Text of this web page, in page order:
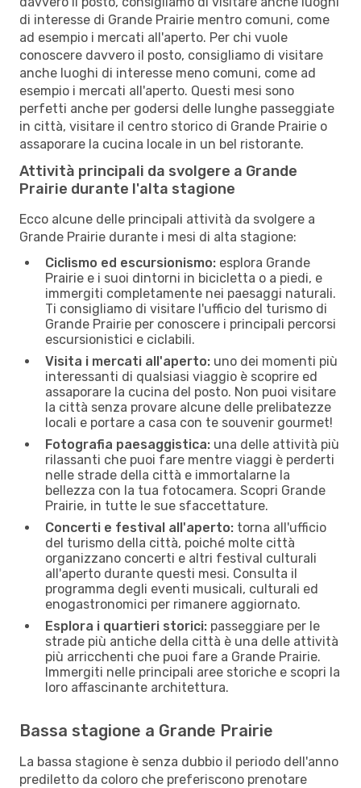
di interesse di Grande Prairie mentro comuni, come
ad esempio i mercati all'aperto. Per chi vuole
conoscere davvero il posto, consigliamo di visitare
anche luoghi di interesse meno comuni, come ad
esempio i mercati all'aperto. Questi mesi sono
perfetti anche per godersi delle lunghe passeggiate
in città, visitare il centro storico di Grande Prairie o
assaporare la cucina locale in un bel ristorante.
Attività principali da svolgere a Grande
Prairie durante l'alta stagione
Ecco alcune delle principali attività da svolgere a
Grande Prairie durante i mesi di alta stagione:
Ciclismo ed escursionismo: esplora Grande
Prairie e i suoi dintorni in bicicletta o a piedi, e
immergiti completamente nei paesaggi naturali.
Ti consigliamo di visitare l'ufficio del turismo di
Grande Prairie per conoscere i principali percorsi
escursionistici e ciclabili.
Visita i mercati all'aperto: uno dei momenti più
interessanti di qualsiasi viaggio è scoprire ed
assaporare la cucina del posto. Non puoi visitare
la città senza provare alcune delle prelibatezze
locali e portare a casa con te souvenir gourmet!
Fotografia paesaggistica: una delle attività più
rilassanti che puoi fare mentre viaggi è perderti
nelle strade della città e immortalarne la
bellezza con la tua fotocamera. Scopri Grande
Prairie, in tutte le sue sfaccettature.
Concerti e festival all'aperto: torna all'ufficio
del turismo della città, poiché molte città
organizzano concerti e altri festival culturali
all'aperto durante questi mesi. Consulta il
programma degli eventi musicali, culturali ed
enogastronomici per rimanere aggiornato.
Esplora i quartieri storici: passeggiare per le
strade più antiche della città è una delle attività
più arricchenti che puoi fare a Grande Prairie.
Immergiti nelle principali aree storiche e scopri la
loro affascinante architettura.
Bassa stagione a Grande Prairie
La bassa stagione è senza dubbio il periodo dell'anno
prediletto da coloro che preferiscono prenotare